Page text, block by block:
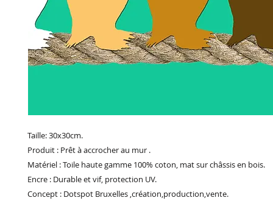
Taille: 30x30cm.
Produit : Prêt à accrocher au mur .
Matériel : Toile haute gamme 100% coton, mat sur châssis en bois.
Encre : Durable et vif, protection UV.
Concept : Dotspot Bruxelles ,création,production,vente.